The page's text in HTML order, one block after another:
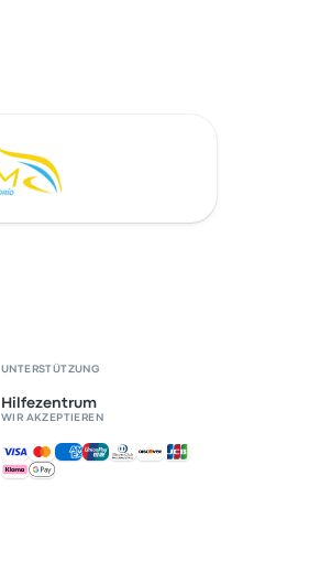
UNTERSTÜTZUNG
Hilfezentrum
WIR AKZEPTIEREN
Akzeptierte Zahlungsmethoden